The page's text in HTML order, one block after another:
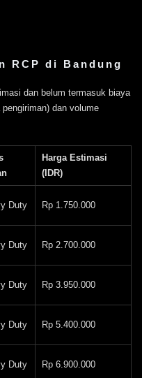
RCP di Bandung
dan belum termasuk biaya
dan volume
Harga Estimasi
(IDR)
Duty Rp 1.750.000
Duty Rp 2.700.000
Duty Rp 3.950.000
Duty Rp 5.400.000
Duty Rp 6.900.000